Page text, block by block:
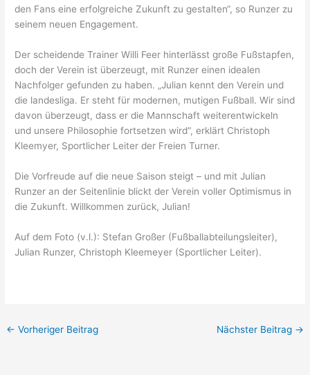
den Fans eine erfolgreiche Zukunft zu gestalten“, so Runzer zu
seinem neuen Engagement.
Der scheidende Trainer Willi Feer hinterlässt große Fußstapfen,
doch der Verein ist überzeugt, mit Runzer einen idealen
Nachfolger gefunden zu haben. „Julian kennt den Verein und
die landesliga. Er steht für modernen, mutigen Fußball. Wir sind
davon überzeugt, dass er die Mannschaft weiterentwickeln
und unsere Philosophie fortsetzen wird“, erklärt Christoph
Kleemyer, Sportlicher Leiter der Freien Turner.
Die Vorfreude auf die neue Saison steigt – und mit Julian
Runzer an der Seitenlinie blickt der Verein voller Optimismus in
die Zukunft. Willkommen zurück, Julian!
Auf dem Foto (v.l.): Stefan Großer (Fußballabteilungsleiter),
Julian Runzer, Christoph Kleemeyer (Sportlicher Leiter).
← Vorheriger Beitrag Nächster Beitrag →